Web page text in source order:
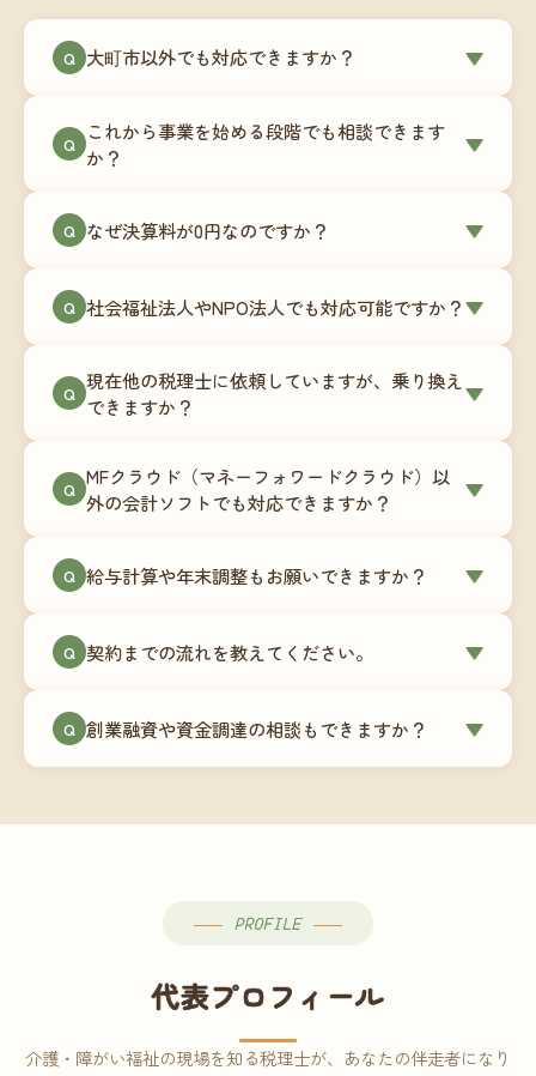
Q 大町市以外でも対応できますか？ ▼
やチャットツールを使ったオンラインでのやり取
りが中心ですので、地域を問わずサポート可能で
業者さまにご利用いただいています。
Q
これから事業を始める段階でも相談できます
か？
▼
180,000円〜）をご用意しています。事業計画の段
談にも対応しています。
Q なぜ決算料が0円なのですか？ ▼
次で進めています。そのため、決算時に追加の作
リプション型の料金体系を実現しています。年間
コストが事前にわかるので、資金繰りの見通しも
Q 社会福祉法人やNPO法人でも対応可能ですか？▼
は営利法人とは会計基準や監査要件が異なるた
め、別途お見積りとなります。まずはお気軽にご
Q 現在他の税理士に依頼していますが、乗り換え
できますか？
▼
ます。前任の税理士事務所との連携や、過去の帳
簿データの移行もお手伝いします。決算期のタイ
での変更も対応可能です。
Q MFクラウド（マネーフォワードクラウド）以
外の会計ソフトでも対応できますか？
▼
供しています。これから会計ソフトを導入される
します。freee・弥生会計等をご利用中の場合は、
Q 給与計算や年末調整もお願いできますか？ ▼
怠集計あり／5名まで）は月額15,000円〜、年末調
す。人数が増える場合は別途お見積りします。
Q 契約までの流れを教えてください。 ▼
（30〜60分）でご事業内容・ご要望のヒアリング
→ ③お見積り・ご契約 → ④MFクラウドの初期設
談から契約まで費用は発生しませんので、お気軽
Q 創業融資や資金調達の相談もできますか？ ▼
PROFILE
代表プロフィール
介護・障がい福祉の現場を知る税理士が、あなたの伴走者になり